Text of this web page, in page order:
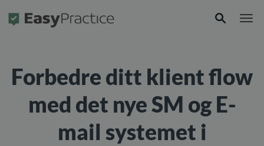
Forside
Forbedre ditt klient flow
med det nye SM og E-
mail systemet i